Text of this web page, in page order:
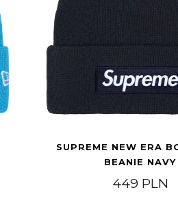
SUPREME NEW ERA
BEANIE NAVY
449 PLN